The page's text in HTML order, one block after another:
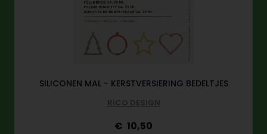
SILICONEN MAL - KERSTVERSIERING BEDELTJES
RICO DESIGN
10,50